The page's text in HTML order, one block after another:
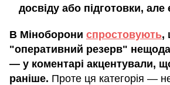
досвіду або підготовки, але
В Міноборони спростовують,
"оперативний резерв"
— у коментарі акцентували,
раніше. Проте ця категорія —